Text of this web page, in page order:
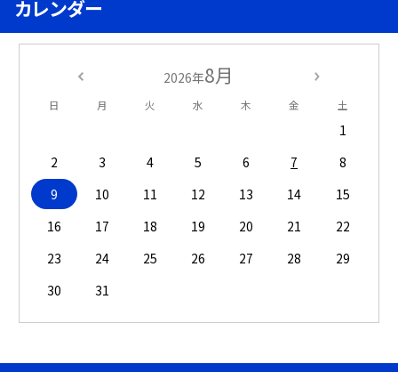
カレンダー
2026年8月
日 月 火 水 木 金 土
1
2
3 4 5 6 7
8
9
10 11 12 13 14
15
16
17 18 19 20 21
22
23
24 25 26 27 28
29
30
31